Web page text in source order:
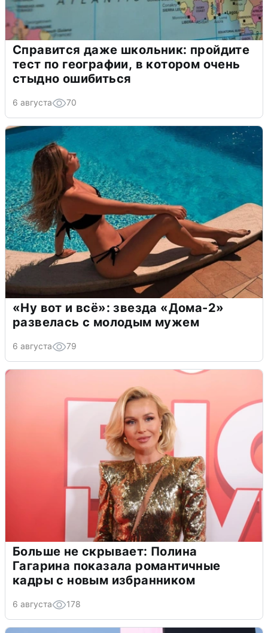
Справится даже школьник: пройдите
тест по географии, в котором очень
стыдно ошибиться
6 августа 70
«Ну вот и всё»: звезда «Дома-2»
развелась с молодым мужем
6 августа 79
Больше не скрывает: Полина
Гагарина показала романтичные
кадры с новым избранником
6 августа 178